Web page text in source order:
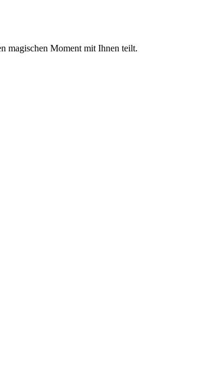
magischen Moment mit Ihnen teilt.